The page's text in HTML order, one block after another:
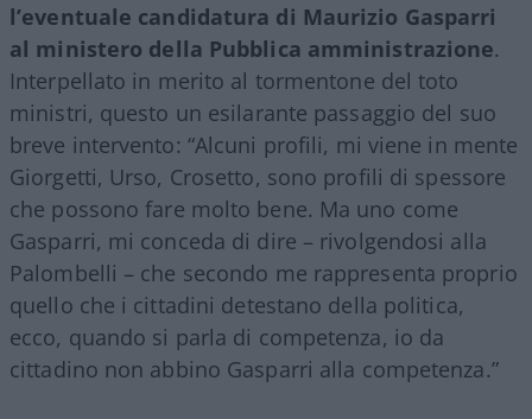
l’eventuale candidatura di Maurizio Gasparri
al ministero della Pubblica amministrazione.
Interpellato in merito al tormentone del toto
ministri, questo un esilarante passaggio del suo
breve intervento: “Alcuni profili, mi viene in mente
Giorgetti, Urso, Crosetto, sono profili di spessore
che possono fare molto bene. Ma uno come
Gasparri, mi conceda di dire – rivolgendosi alla
Palombelli – che secondo me rappresenta proprio
quello che i cittadini detestano della politica,
ecco, quando si parla di competenza, io da
cittadino non abbino Gasparri alla competenza.”